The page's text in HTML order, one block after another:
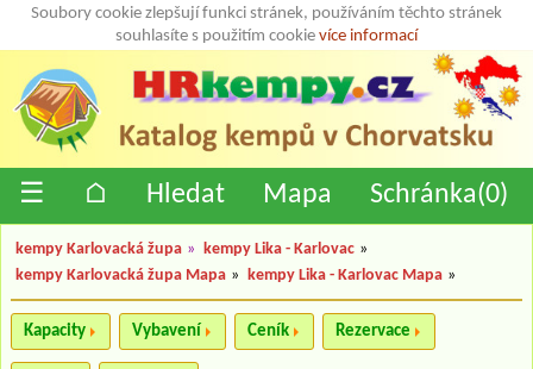
Soubory cookie zlepšují funkci stránek, používáním těchto stránek
souhlasíte s použitím cookie více informací
☰ ⌂ Hledat Mapa Schránka(0)
kempy Karlovacká župa » kempy Lika - Karlovac »
kempy Karlovacká župa Mapa » kempy Lika - Karlovac Mapa »
Kapacity Vybavení Ceník Rezervace